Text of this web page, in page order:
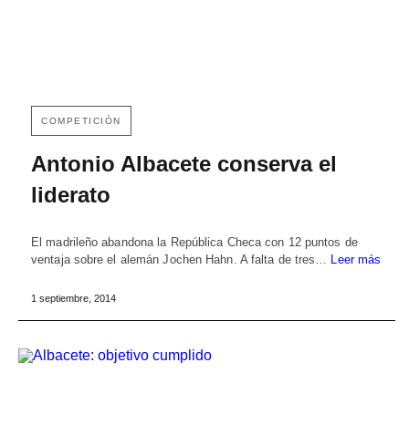
COMPETICIÓN
Antonio Albacete conserva el
liderato
El madrileño abandona la República Checa con 12 puntos de
ventaja sobre el alemán Jochen Hahn. A falta de tres… Leer más
1 septiembre, 2014